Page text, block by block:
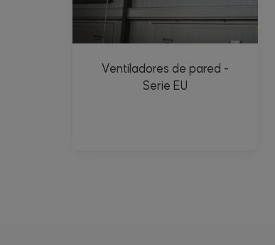
Ventiladores de pared -
Serie EU